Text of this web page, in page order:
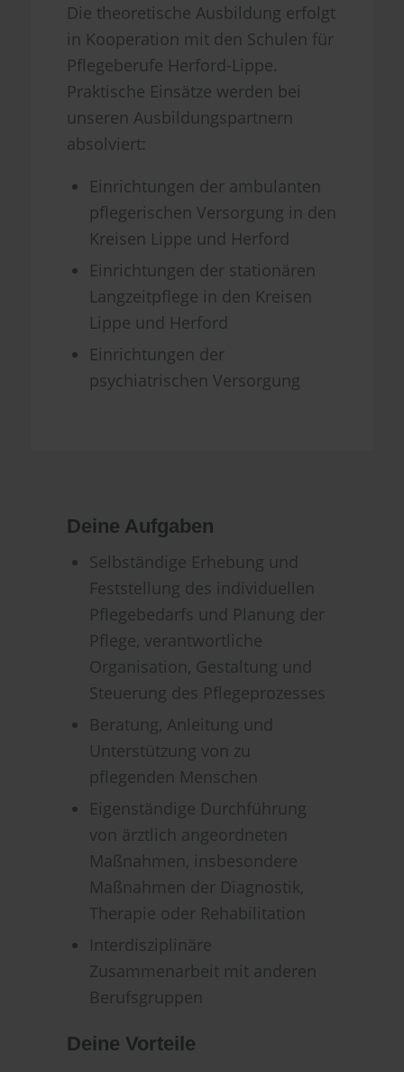
Die theoretische Ausbildung erfolgt
in Kooperation mit den Schulen für
Pflegeberufe Herford-Lippe.
Praktische Einsätze werden bei
unseren Ausbildungspartnern
absolviert:
Einrichtungen der ambulanten
pflegerischen Versorgung in den
Kreisen Lippe und Herford
Einrichtungen der stationären
Langzeitpflege in den Kreisen
Lippe und Herford
Einrichtungen der
psychiatrischen Versorgung
Deine Aufgaben
Selbständige Erhebung und
Feststellung des individuellen
Pflegebedarfs und Planung der
Pflege, verantwortliche
Organisation, Gestaltung und
Steuerung des Pflegeprozesses
Beratung, Anleitung und
Unterstützung von zu
pflegenden Menschen
Eigenständige Durchführung
von ärztlich angeordneten
Maßnahmen, insbesondere
Maßnahmen der Diagnostik,
Therapie oder Rehabilitation
Interdisziplinäre
Zusammenarbeit mit anderen
Berufsgruppen
Deine Vorteile